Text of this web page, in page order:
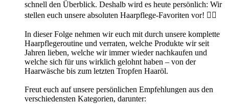
schnell den Überblick. Deshalb wird es heute persönlich: Wir
stellen euch unsere absoluten Haarpflege-Favoriten vor! 💇‍♀️
In dieser Folge nehmen wir euch mit durch unsere komplette
Haarpflegeroutine und verraten, welche Produkte wir seit
Jahren lieben, welche wir immer wieder nachkaufen und
welche sich für uns wirklich gelohnt haben – von der
Haarwäsche bis zum letzten Tropfen Haaröl.
Freut euch auf unsere persönlichen Empfehlungen aus den
verschiedensten Kategorien, darunter: